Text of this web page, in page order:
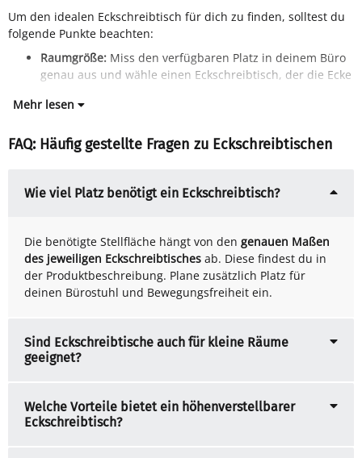
Um den idealen Eckschreibtisch für dich zu finden, solltest du
folgende Punkte beachten:
Raumgröße: Miss den verfügbaren Platz in deinem Büro
genau aus und wähle einen Eckschreibtisch, der die Ecke
Mehr lesen
FAQ: Häufig gestellte Fragen zu Eckschreibtischen
Wie viel Platz benötigt ein Eckschreibtisch?
Die benötigte Stellfläche hängt von den genauen Maßen
des jeweiligen Eckschreibtisches ab. Diese findest du in
der Produktbeschreibung. Plane zusätzlich Platz für
deinen Bürostuhl und Bewegungsfreiheit ein.
Sind Eckschreibtische auch für kleine Räume
geeignet?
Welche Vorteile bietet ein höhenverstellbarer
Eckschreibtisch?